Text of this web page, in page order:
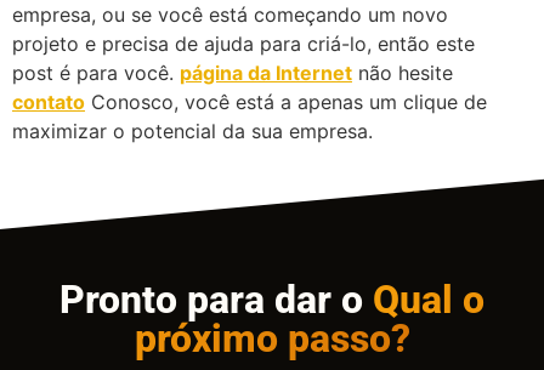
empresa, ou se você está começando um novo
projeto e precisa de ajuda para criá-lo, então este
post é para você. página da Internet não hesite
contato Conosco, você está a apenas um clique de
maximizar o potencial da sua empresa.
Pronto para dar o Qual o
próximo passo?